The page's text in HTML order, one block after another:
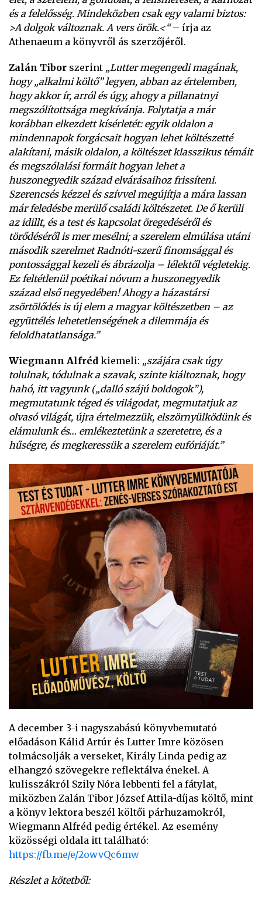
és a felelősség. Mindeközben csak egy valami biztos:
>A dolgok változnak. A vers örök.<“– írja az
Athenaeum a könyvről ás szerzőjéről.
Zalán Tibor szerint „Lutter megengedi magának,
hogy „alkalmi költő” legyen, abban az értelemben,
hogy akkor ír, arról és úgy, ahogy a pillanatnyi
megszólítottsága megkívánja. Folytatja a már
korábban elkezdett kísérletét: egyik oldalon a
mindennapok forgácsait hogyan lehet költészetté
alakítani, másik oldalon, a költészet klasszikus témáit
és megszólalási formáit hogyan lehet a
huszonegyedik század elvárásaihoz frissíteni.
Szerencsés kézzel és szívvel megújítja a mára lassan
már feledésbe merülő családi költészetet. De ő kerüli
az idillt, és a test és kapcsolat öregedéséről és
törődéséről is mer mesélni;a szerelem elmúlása utáni
második szerelmet Radnóti-szerű finomsággal és
pontossággal kezeli és ábrázolja – lélektől végletekig.
Ez feltétlenül poétikai nóvum a huszonegyedik
század első negyedében! Ahogya házastársi
zsörtölődés is új elem a magyar költészetben – az
együttélés lehetetlenségének a dilemmája és
feloldhatatlansága.”
Wiegmann Alfréd kiemeli: „szájára csak úgy
tolulnak, tódulnak a szavak, szinte kiáltoznak, hogy
hahó, itt vagyunk („dalló szájú boldogok”),
megmutatunk téged és világodat, megmutatjuk az
olvasó világát, újra értelmezzük, elszörnyülködünk és
elámulunk és… emlékeztetünk a szeretetre, és a
hűségre, és megkeressük a szerelem eufóriáját.”
A december 3-i nagyszabású könyvbemutató
előadáson Kálid Artúr és Lutter Imre közösen
tolmácsolják a verseket, Király Linda pedig az
elhangzó szövegekre reflektálva énekel. A
kulisszákról Szily Nóra lebbenti fel a fátylat,
miközben Zalán Tibor József Attila-díjas költő, mint
a könyv lektora beszél költői párhuzamokról,
Wiegmann Alfréd pedig értékel. Az esemény
közösségi oldala itt található:
https://fb.me/e/2owvQc6mw
Részlet a kötetből: